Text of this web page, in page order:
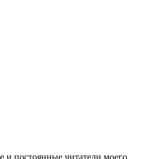
и постоянные читатели моего